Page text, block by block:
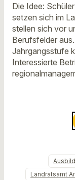
Die Idee:
setzen sich im
stellen sich vor
Berufsfelder
Jahrgangsstufe
Interessierte
Landratsamt